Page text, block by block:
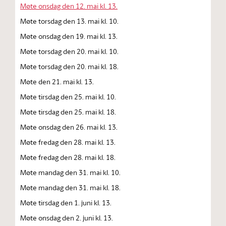
Møte onsdag den 12. mai kl. 13.
Møte torsdag den 13. mai kl. 10.
Møte onsdag den 19. mai kl. 13.
Møte torsdag den 20. mai kl. 10.
Møte torsdag den 20. mai kl. 18.
Møte den 21. mai kl. 13.
Møte tirsdag den 25. mai kl. 10.
Møte tirsdag den 25. mai kl. 18.
Møte onsdag den 26. mai kl. 13.
Møte fredag den 28. mai kl. 13.
Møte fredag den 28. mai kl. 18.
Møte mandag den 31. mai kl. 10.
Møte mandag den 31. mai kl. 18.
Møte tirsdag den 1. juni kl. 13.
Møte onsdag den 2. juni kl. 13.